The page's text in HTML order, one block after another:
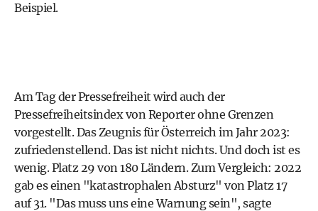
Beispiel.
Am Tag der Pressefreiheit wird auch der
Pressefreiheitsindex von Reporter ohne Grenzen
vorgestellt. Das Zeugnis für Österreich im Jahr 2023:
zufriedenstellend. Das ist nicht nichts. Und doch ist es
wenig. Platz 29 von 180 Ländern. Zum Vergleich: 2022
gab es einen "katastrophalen Absturz" von Platz 17
auf 31. "Das muss uns eine Warnung sein", sagte